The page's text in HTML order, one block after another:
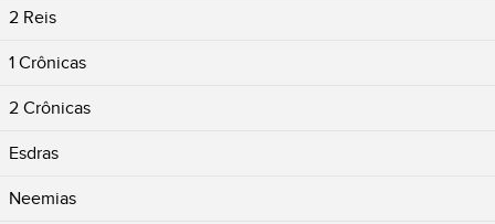
2 Reis
1 Crônicas
2 Crônicas
Esdras
Neemias